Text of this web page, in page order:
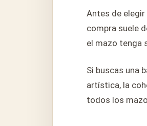
Antes de elegir
compra suele
el mazo tenga
Si buscas una
artística, la
todos los